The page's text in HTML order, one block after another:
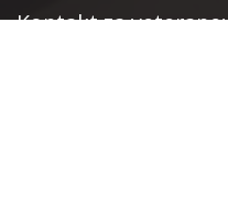
Kontakt za veterane: